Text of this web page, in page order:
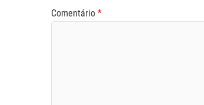
Comentário *